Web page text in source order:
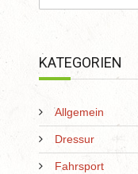
KATEGORIEN
Allgemein
Dressur
Fahrsport